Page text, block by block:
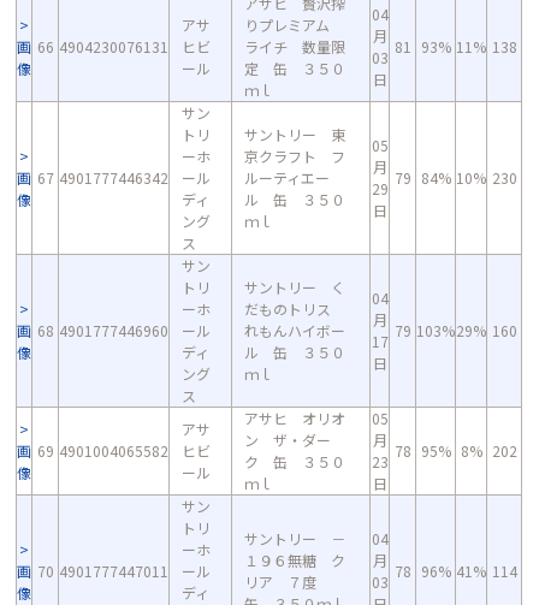
画
像
66 4904230076131
アサ
ヒビ
ール
りプレミアム
ライチ 数量限
定 缶 ３５０
ｍｌ
04
月
03
日
81 93% 11% 138
画
像
67 4901777446342
サン
トリ
ーホ
ール
ディ
ング
ス
サントリー 東
京クラフト フ
ルーティエー
ル 缶 ３５０
ｍｌ
05
月
29
日
79 84% 10% 230
画
像
68 4901777446960
サン
トリ
ーホ
ール
ディ
ング
ス
サントリー く
だものトリス
れもんハイボー
ル 缶 ３５０
ｍｌ
04
月
17
日
79 103%29% 160
画
像
69 4901004065582
アサ
ヒビ
ール
アサヒ オリオ
ン ザ・ダー
ク 缶 ３５０
ｍｌ
05
月
23
日
78 95% 8% 202
画
像
70 4901777447011
サン
トリ
ーホ
ール
ディ
サントリー －
１９６無糖 ク
リア ７度
04
月
03
78 96% 41% 114